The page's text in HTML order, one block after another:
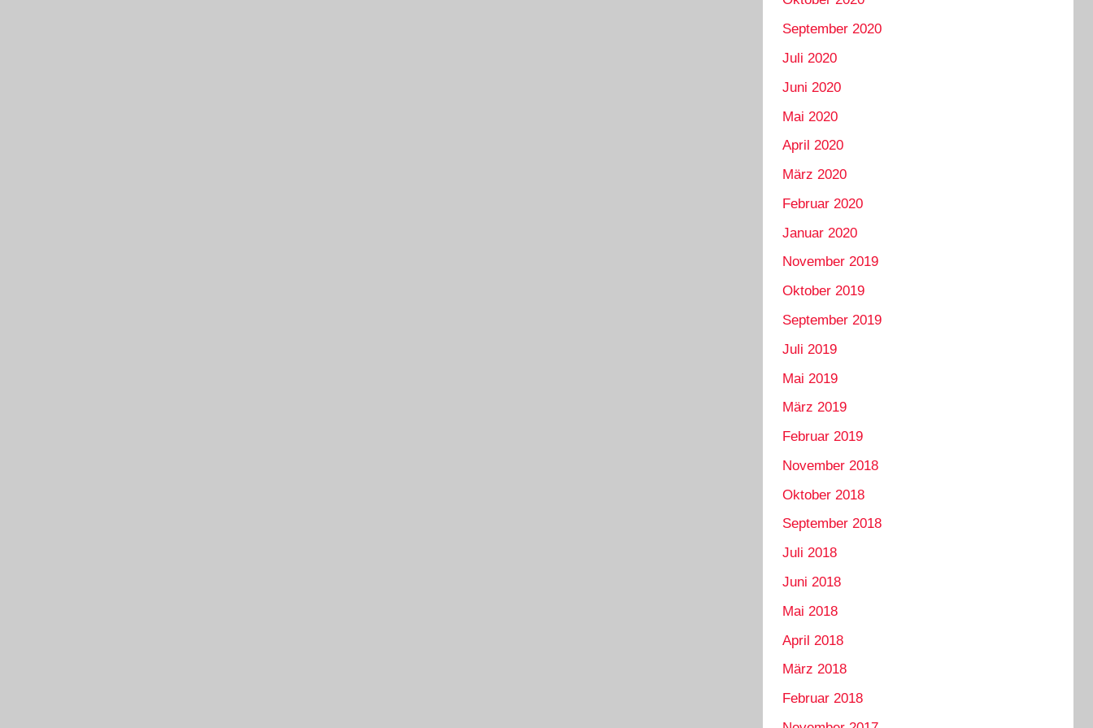
September 2020
Juli 2020
Juni 2020
Mai 2020
April 2020
März 2020
Februar 2020
Januar 2020
November 2019
Oktober 2019
September 2019
Juli 2019
Mai 2019
März 2019
Februar 2019
November 2018
Oktober 2018
September 2018
Juli 2018
Juni 2018
Mai 2018
April 2018
März 2018
Februar 2018